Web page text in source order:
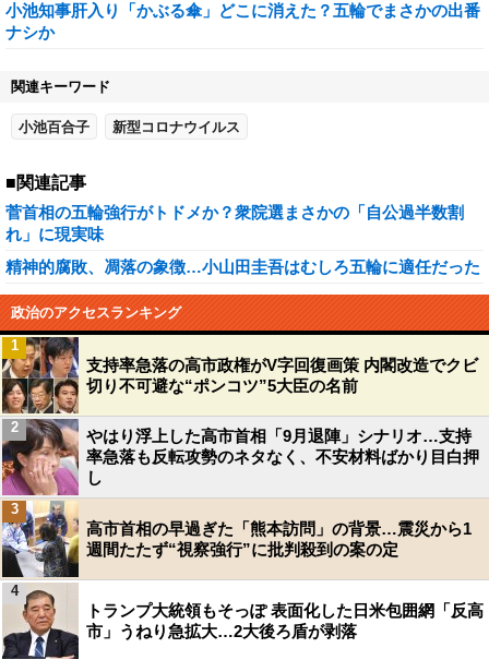
小池知事肝入り「かぶる傘」どこに消えた？五輪でまさかの出番
ナシか
関連キーワード
小池百合子 新型コロナウイルス
■関連記事
菅首相の五輪強行がトドメか？衆院選まさかの「自公過半数割
れ」に現実味
精神的腐敗、凋落の象徴…小山田圭吾はむしろ五輪に適任だった
政治のアクセスランキング
支持率急落の高市政権がV字回復画策 内閣改造でクビ
切り不可避な“ポンコツ”5大臣の名前
1
やはり浮上した高市首相「9月退陣」シナリオ…支持
率急落も反転攻勢のネタなく、不安材料ばかり目白押
し
2
高市首相の早過ぎた「熊本訪問」の背景…震災から1
週間たたず“視察強行”に批判殺到の案の定
3
トランプ大統領もそっぽ 表面化した日米包囲網「反高
市」うねり急拡大…2大後ろ盾が剥落
4